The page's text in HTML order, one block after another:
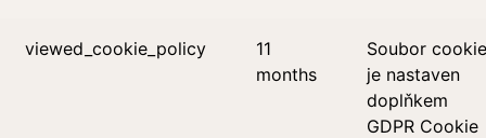
viewed_cookie_policy
11
months
Soubor cookie
je nastaven
doplňkem
GDPR Cookie